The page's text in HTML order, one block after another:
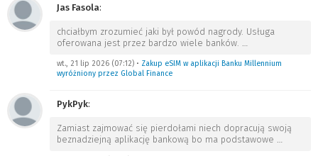
Jas Fasola:
chciałbym zrozumieć jaki był powód nagrody. Usługa
oferowana jest przez bardzo wiele banków. …
wt., 21 lip 2026 (07:12) • Zakup eSIM w aplikacji Banku Millennium
wyróżniony przez Global Finance
PykPyk:
Zamiast zajmować się pierdołami niech dopracują swoją
beznadziejną aplikację bankową bo ma podstawowe …